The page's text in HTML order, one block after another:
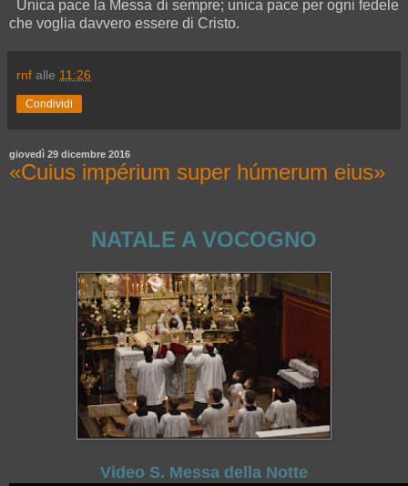
Unica pace la Messa di sempre; unica pace per ogni fedele
che voglia davvero essere di Cristo.
rnf alle 11:26
Condividi
giovedì 29 dicembre 2016
«Cuius impérium super húmerum eius»
NATALE A VOCOGNO
Video S. Messa della Notte